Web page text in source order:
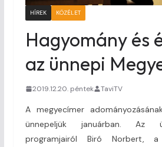
HÍREK KÖZÉLET
Hagyomány és
az ünnepi
2019.12.20. péntek TaviTV
A megyecímer
ünnepeljük januárban. Az
programjairól Biró Norbert,